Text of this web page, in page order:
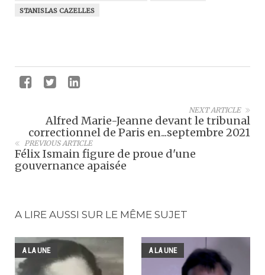
STANISLAS CAZELLES
NEXT ARTICLE
Alfred Marie-Jeanne devant le tribunal
correctionnel de Paris en...septembre 2021
PREVIOUS ARTICLE
Félix Ismain figure de proue d'une
gouvernance apaisée
A LIRE AUSSI SUR LE MÊME SUJET
A LA UNE A LA UNE